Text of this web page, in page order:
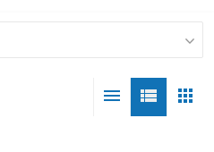
apps
view_list
menu